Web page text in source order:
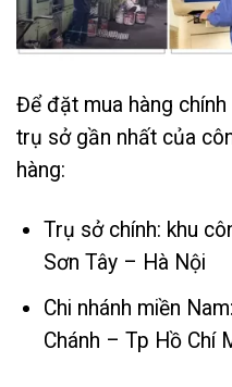
Để đặt mua hàng
trụ sở gần nhất của
hàng:
Trụ sở chính: khu
Sơn Tây – Hà Nội
Chi nhánh miền
Chánh – Tp Hồ Chí